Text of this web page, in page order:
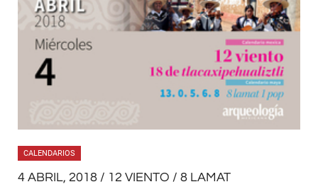
CALENDARIOS
4 ABRIL, 2018 / 12 VIENTO / 8 LAMAT